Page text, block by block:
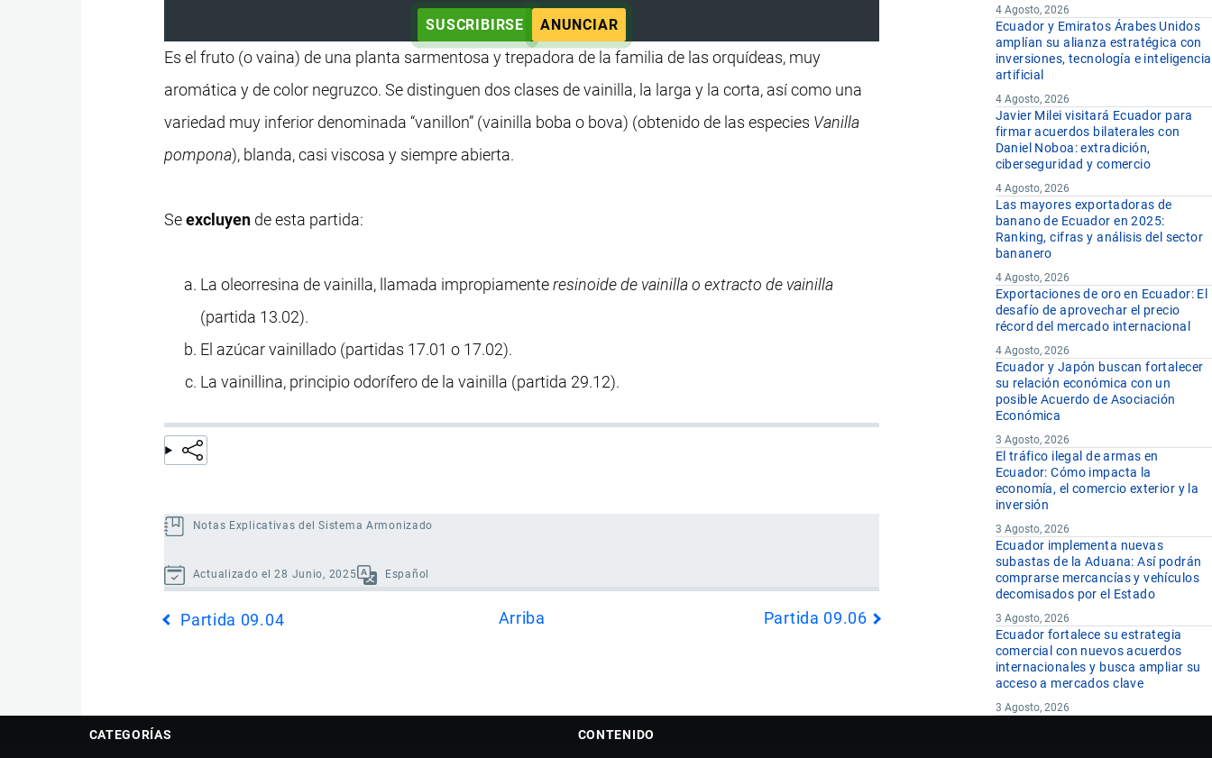
SUSCRIBIRSE ANUNCIAR
Es el fruto (o vaina) de una planta sarmentosa y trepadora de la familia de las orquídeas, muy
aromática y de color negruzco. Se distinguen dos clases de vainilla, la larga y la corta, así como una
variedad muy inferior denominada “vanillon” (vainilla boba o bova) (obtenido de las especies Vanilla
pompona), blanda, casi viscosa y siempre abierta.
Seexcluyen de esta partida:
La oleorresina de vainilla, llamada impropiamenteresinoide de vainilla o extracto de vainilla
(partida 13.02).
El azúcar vainillado (partidas 17.01 o 17.02).
La vainillina, principio odorífero de la vainilla (partida 29.12).
Notas Explicativas del Sistema Armonizado
Actualizado el 28 Junio, 2025 Español
transversales
Partida
Partida 09.04 Arriba Partida 09.06
4 Agosto, 2026
Ecuador y Emiratos Árabes Unidos
amplían su alianza estratégica con
inversiones, tecnología e inteligencia
artificial
4 Agosto, 2026
Javier Milei visitará Ecuador para
firmar acuerdos bilaterales con
Daniel Noboa: extradición,
ciberseguridad y comercio
4 Agosto, 2026
Las mayores exportadoras de
banano de Ecuador en 2025:
Ranking, cifras y análisis del sector
bananero
4 Agosto, 2026
Exportaciones de oro en Ecuador: El
desafío de aprovechar el precio
récord del mercado internacional
4 Agosto, 2026
Ecuador y Japón buscan fortalecer
su relación económica con un
posible Acuerdo de Asociación
Económica
3 Agosto, 2026
El tráfico ilegal de armas en
Ecuador: Cómo impacta la
economía, el comercio exterior y la
inversión
3 Agosto, 2026
Ecuador implementa nuevas
subastas de la Aduana: Así podrán
comprarse mercancías y vehículos
decomisados por el Estado
3 Agosto, 2026
Ecuador fortalece su estrategia
comercial con nuevos acuerdos
internacionales y busca ampliar su
acceso a mercados clave
3 Agosto, 2026
CATEGORÍAS CONTENIDO